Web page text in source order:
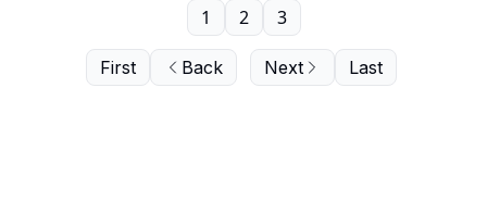
First Back
1 2 3
Next Last